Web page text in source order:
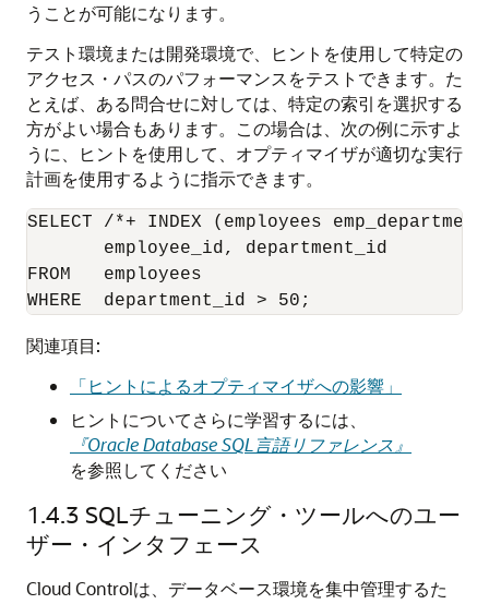
うことが可能になります。
テスト環境または開発環境で、ヒントを使用して特定の
アクセス・パスのパフォーマンスをテストできます。た
とえば、ある問合せに対しては、特定の索引を選択する
方がよい場合もあります。この場合は、次の例に示すよ
うに、ヒントを使用して、オプティマイザが適切な実行
計画を使用するように指示できます。
SELECT /*+ INDEX (employees
       employee_id, department_id
FROM   employees
WHERE  department_id > 50;
関連項目:
「ヒントによるオプティマイザへの影響」
ヒントについてさらに学習するには、
『Oracle Database SQL言語リファレンス』
を参照してください
1.4.3 SQLチューニング・ツールへのユー
ザー・インタフェース
Cloud Controlは、データベース環境を集中管理するた